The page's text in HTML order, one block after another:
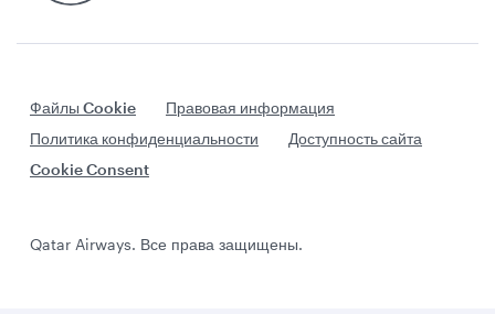
Файлы Cookie
Правовая информация
Политика конфиденциальности
Доступность сайта
Cookie Consent
Qatar Airways. Все права защищены.